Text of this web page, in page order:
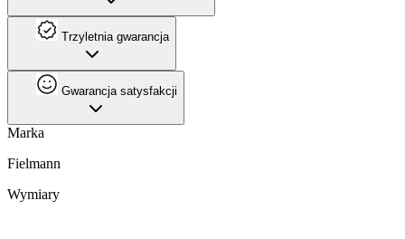
Trzyletnia gwarancja
Gwarancja satysfakcji
Marka
Fielmann
Wymiary